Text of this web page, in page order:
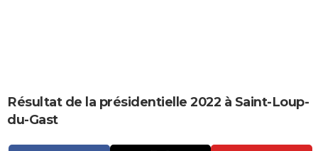
CARTE DE VOEUX
Résultat de la présidentielle 2022 à Saint-Loup-
du-Gast